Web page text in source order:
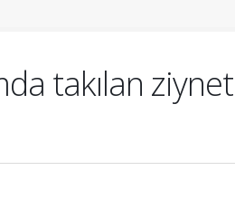
takılan ziynet